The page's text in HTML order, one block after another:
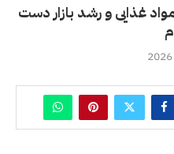
غذایی و رشد بازار دست